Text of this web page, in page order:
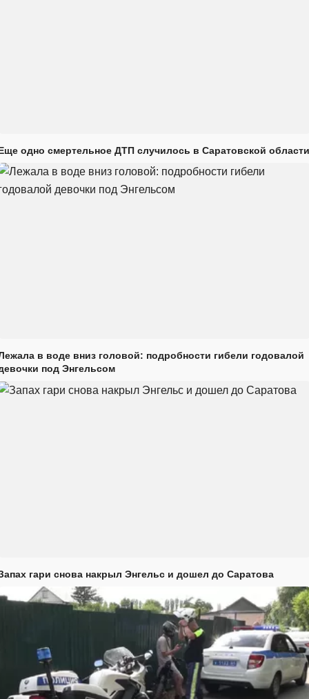
одно смертельное ДТП случилось в Саратовской области
в воде вниз головой: подробности гибели годовалой
под Энгельсом
гари снова накрыл Энгельс и дошел до Саратова